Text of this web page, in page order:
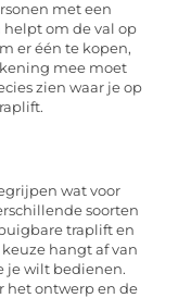
met een
om de val op
er één te kopen,
mee moet
zien waar je op
wat voor
soorten
traplift en
hangt af van
je wilt bedienen.
het ontwerp en de